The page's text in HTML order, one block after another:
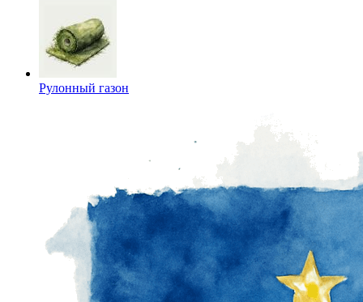
Рулонный газон